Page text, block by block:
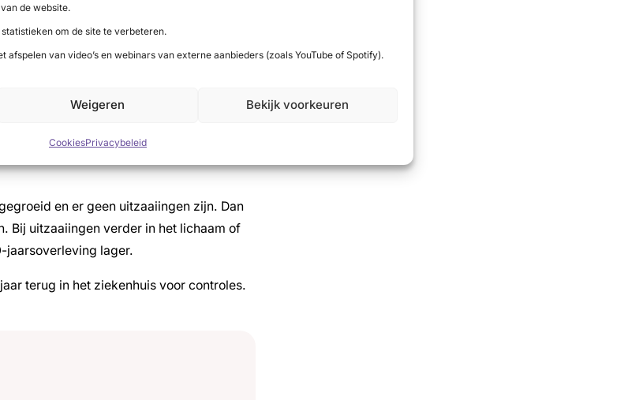
de website.
om de site te verbeteren.
afspelen van video’s en webinars van externe aanbieders (zoals YouTube of Spotify).
Weigeren Bekijk voorkeuren
CookiesPrivacybeleid
welke mogelijkheden er zijn. Dat
gegeven.
de kanker is uitgebreid. Bijvoorbeeld of
van de kanker heet ook wel
en er geen uitzaaiingen zijn. Dan
Bij uitzaaiingen verder in het lichaam of
jaarsoverleving lager.
terug in het ziekenhuis voor controles.